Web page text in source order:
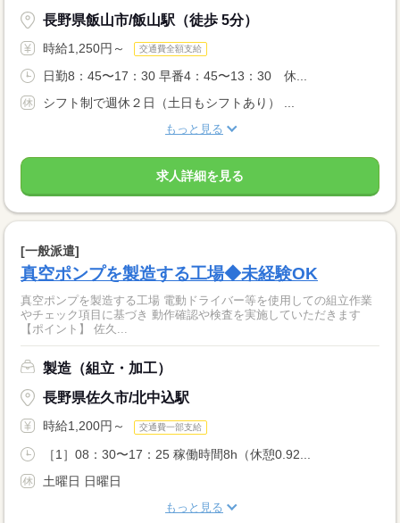
長野県飯山市/飯山駅（徒歩 5分）
時給1,250円～ 交通費全額支給
日勤8：45〜17：30 早番4：45〜13：30 休...
シフト制で週休２日（土日もシフトあり） ...
もっと見る
求人詳細を見る
[一般派遣]
真空ポンプを製造する工場◆未経験OK
真空ポンプを製造する工場 電動ドライバー等を使用しての組立作業
やチェック項目に基づき 動作確認や検査を実施していただきます
【ポイント】 佐久...
製造（組立・加工）
長野県佐久市/北中込駅
時給1,200円～ 交通費一部支給
［1］08：30〜17：25 稼働時間8h（休憩0.92...
土曜日 日曜日
もっと見る